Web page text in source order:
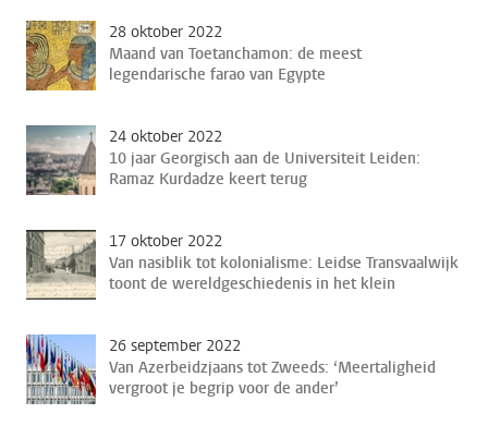
28 oktober 2022
Maand van Toetanchamon: de meest
legendarische farao van Egypte
24 oktober 2022
10 jaar Georgisch aan de Universiteit Leiden:
Ramaz Kurdadze keert terug
17 oktober 2022
Van nasiblik tot kolonialisme: Leidse Transvaalwijk
toont de wereldgeschiedenis in het klein
26 september 2022
Van Azerbeidzjaans tot Zweeds: ‘Meertaligheid
vergroot je begrip voor de ander’